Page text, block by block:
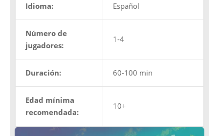
Idioma: Español
Número de
jugadores:
1-4
Duración: 60-100 min
Edad mínima
recomendada:
10+